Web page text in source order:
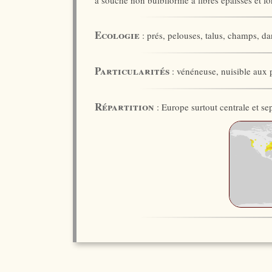
Ecologie: prés, pelouses, talus, champs,
Particularités: vénéneuse, nuisible aux
Répartition : Europe surtout centrale et